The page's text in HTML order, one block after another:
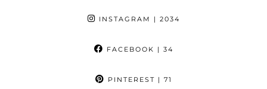
INSTAGRAM | 2034
FACEBOOK | 34
PINTEREST | 71